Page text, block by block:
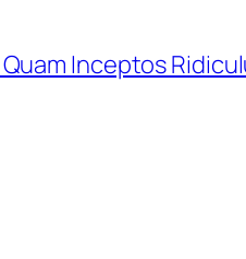
Inceptos